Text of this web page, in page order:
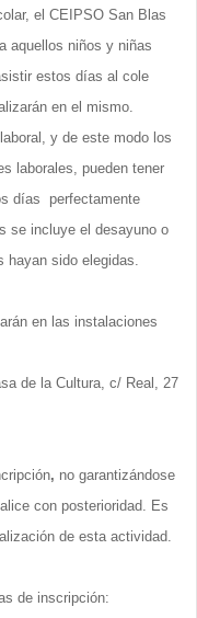
el CEIPSO San Blas
aquellos niños y niñas
estos días al cole
en el mismo.
y de este modo los
laborales, pueden tener
días perfectamente
se incluye el desayuno o
hayan sido elegidas.
en las instalaciones
de la Cultura, c/ Real, 27
, no garantizándose
con posterioridad. Es
de esta actividad.
de inscripción: